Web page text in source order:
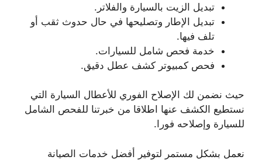
تبديل الزيت بالسيارة والفلاتر.
تبديل الإطار وتصليحها في حال حدوث ثقب أو
تلف فيها.
خدمة فحص شامل للسيارات.
فحص كمبيوتر كشف عطل دقيق.
حيث نضمن لك الإصلاح الفوري للأعطال السيارة التي
نستطيع الكشف عنها اطلاقا من خبرتنا للفحص الشامل
للسيارة وإصلاحه فورا.
نعمل بشكل مستمر لتوفير أفضل خدمات الصيانة